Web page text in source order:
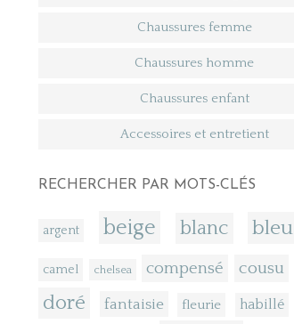
Chaussures femme
Chaussures homme
Chaussures enfant
Accessoires et entretient
RECHERCHER PAR MOTS-CLÉS
argent beige blanc bleu
camel chelsea compensé cousu
doré fantaisie fleurie habillé